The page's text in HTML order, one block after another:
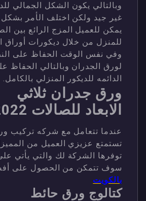
وبالتالي يكون الشكل الجمالي
غير جيد ولكن اختلف الأمر بشكل
يمكن للعميل المزج الرائع بين
للمنزل من خلال ديكورات أوراق
وفي نفس الوقت الحفاظ على
لورق الجدران وبالتالي الحفاظ
الدائمه للديكور المنزلي بالكامل.
ورق جدران ثلاثي
الابعاد للصالات 2022
عندما تتعامل مع شركه تركيب
تستمتع عزيزي العميل من
توفرها الشركة لك والتي يأتي
سوف تتمكن من الحصول على
بالكويت
كتالوج ورق حائط